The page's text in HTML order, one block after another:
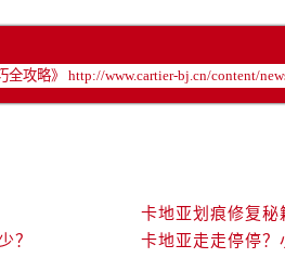
卡地亚划痕修复秘
？
卡地亚走走停停？